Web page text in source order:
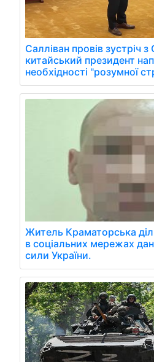
Салліван провів зустріч з
китайський президент
необхідності "розумної
Житель Краматорська
в соціальних мережах
сили України.